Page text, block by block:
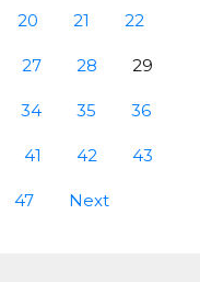
20 21 22
27 28 29
34 35 36
41 42 43
47 Next